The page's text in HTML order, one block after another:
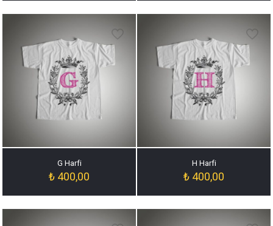
G Harfi
₺ 400,00
H Harfi
₺ 400,00